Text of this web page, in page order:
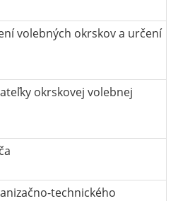
volebných okrskov a určení
okrskovej volebnej
technického